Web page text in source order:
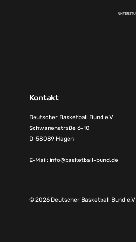
Kontakt
Deutscher Basketball Bund e.V
Schwanenstraße 6-10
D-58089 Hagen
E-Mail: info@basketball-bund.de
© 2026 Deutscher Basketball Bund e.V